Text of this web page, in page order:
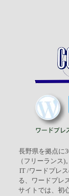
長野県を拠点に
（フリーランス
IT /ワードプレ
る、ワードプレ
サイトでは、初